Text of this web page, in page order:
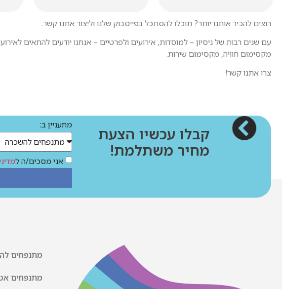
רוצים להכיר אותנו יותר? תוכלו להסתכל בפייסבוק שלנו וליצור אתנו קשר.
עם שנים רבות של ניסיון – למוסדות, אירועים ולפרטיים – אנחנו יודעים להתאים
מקסימום חוויה, מקסימום שירות.
צרו אתנו קשר!
קבלו עכשיו הצעת
מחיר משתלמת!
מתעניין ב:
אני מסכים/ה ל
מתנפחים
מתנפחים